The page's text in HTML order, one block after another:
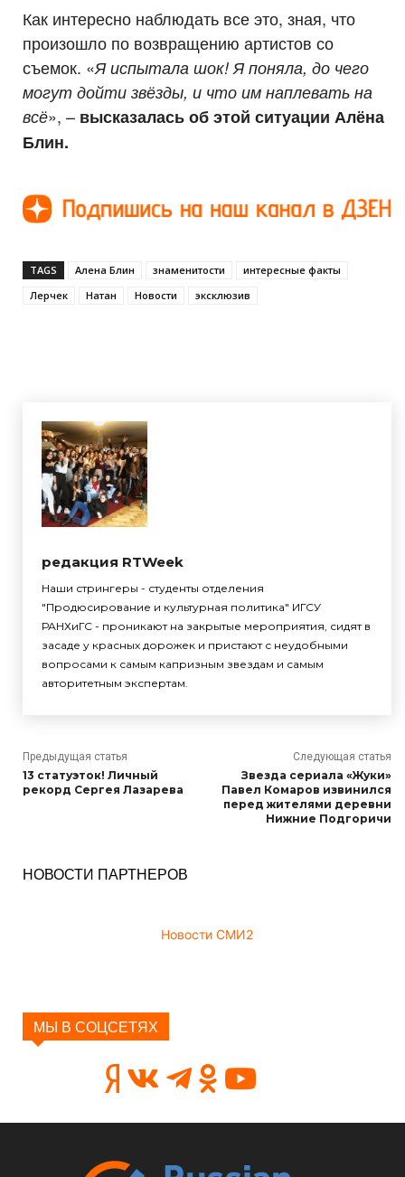
Как интересно наблюдать все это, зная, что
произошло по возвращению артистов со
съемок. «Я испытала шок! Я поняла, до чего
могут дойти звёзды, и что им наплевать на
всё», – высказалась об этой ситуации Алёна
Блин.
TAGS Алена Блин знаменитости
интересные факты
Лерчек
Натан Новости эксклюзив
редакция RTWeek
Наши стрингеры - студенты отделения
"Продюсирование и культурная политика" ИГСУ
РАНХиГС - проникают на закрытые мероприятия, сидят в
засаде у красных дорожек и пристают с неудобными
вопросами к самым капризным звездам и самым
авторитетным экспертам.
Предыдущая статья
13 статуэток! Личный
рекорд Сергея Лазарева
Следующая статья
Звезда сериала «Жуки»
Павел Комаров извинился
перед жителями деревни
Нижние Подгоричи
НОВОСТИ ПАРТНЕРОВ
Новости СМИ2
МЫ В СОЦСЕТЯХ